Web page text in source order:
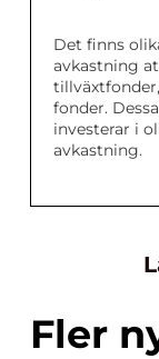
Det finns
avkastning
fonder.
investerar i
avkastning.
Fler